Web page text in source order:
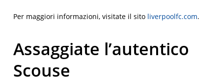
Per maggiori informazioni, visitate il sito liverpoolfc.com.
Assaggiate l’autentico
Scouse